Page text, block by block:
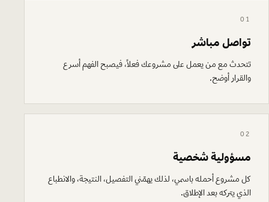
01
تواصل مباشر
تتحدث مع من يعمل على مشروعك فعلًا، فيصبح الفهم أسرع
والقرار أوضح.
02
مسؤولية شخصية
كل مشروع أحمله باسمي، لذلك يهمّني التفصيل، النتيجة، والانطباع
الذي يتركه بعد الإطلاق.